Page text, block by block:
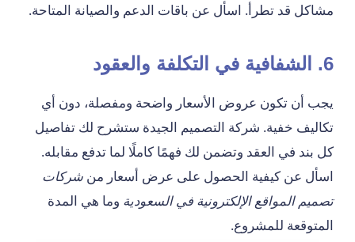
مشاكل قد تطرأ. اسأل عن باقات الدعم والصيانة المتاحة.
6. الشفافية في التكلفة والعقود
يجب أن تكون عروض الأسعار واضحة ومفصلة، دون أي
تكاليف خفية. شركة التصميم الجيدة ستشرح لك تفاصيل
كل بند في العقد وتضمن لك فهمًا كاملًا لما تدفع مقابله.
اسأل عن كيفية الحصول على عرض أسعار من شركات
تصميم المواقع الإلكترونية في السعودية وما هي المدة
المتوقعة للمشروع.